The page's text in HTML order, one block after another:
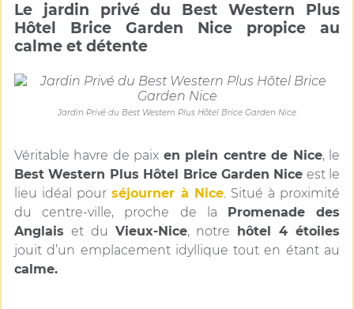
Le jardin privé du Best Western Plus
Hôtel Brice Garden Nice propice au
calme et détente
Jardin Privé du Best Western Plus Hôtel Brice Garden Nice
Véritable havre de paix en plein centre de Nice, le
Best Western Plus Hôtel Brice Garden Nice est le
lieu idéal pourséjourner à Nice. Situé à proximité
du centre-ville, proche de la Promenade des
Anglais et du Vieux-Nice, notre hôtel 4 étoiles
jouit d’un emplacement idyllique tout en étant au
calme.